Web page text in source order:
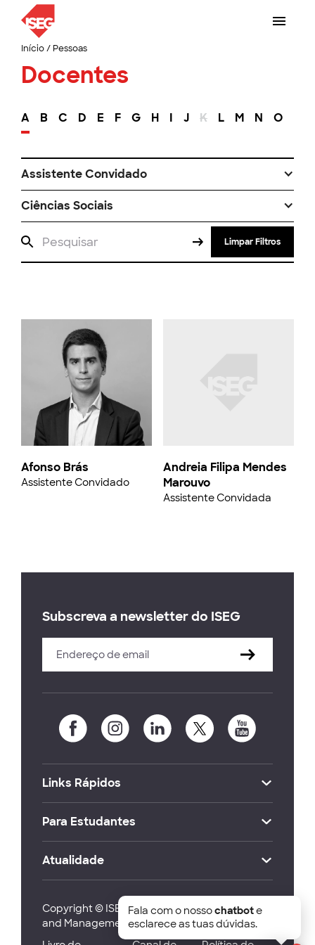
Início/ Pessoas
Docentes
A B C D E F G H I J K L M N O
Assistente Convidado
Ciências Sociais
Limpar Filtros
Afonso Brás
Assistente Convidado
Andreia Filipa Mendes
Marouvo
Assistente Convidada
Subscreva a newsletter do ISEG
Links Rápidos
Para Estudantes
Atualidade
Copyright © ISEG Lisbon School of Economics
and Management 2026
Fala com o nossochatbote
esclarece as tuas dúvidas.